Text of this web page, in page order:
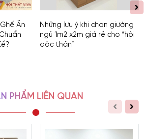
Ăn
Những lưu ý khi chọn giường
ngủ 1m2 x2m giá rẻ cho “hội
độc thân”
PHẨM LIÊN QUAN